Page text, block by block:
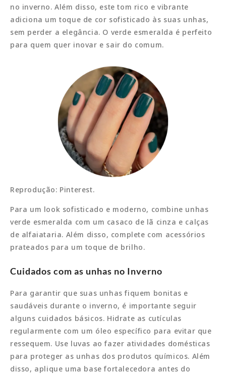
no inverno. Além disso, este tom rico e vibrante
adiciona um toque de cor sofisticado às suas unhas,
sem perder a elegância. O verde esmeralda é perfeito
para quem quer inovar e sair do comum.
Reprodução: Pinterest.
Para um look sofisticado e moderno, combine unhas
verde esmeralda com um casaco de lã cinza e calças
de alfaiataria. Além disso, complete com acessórios
prateados para um toque de brilho.
Cuidados com as unhas no Inverno
Para garantir que suas unhas fiquem bonitas e
saudáveis durante o inverno, é importante seguir
alguns cuidados básicos. Hidrate as cutículas
regularmente com um óleo específico para evitar que
ressequem. Use luvas ao fazer atividades domésticas
para proteger as unhas dos produtos químicos. Além
disso, aplique uma base fortalecedora antes do